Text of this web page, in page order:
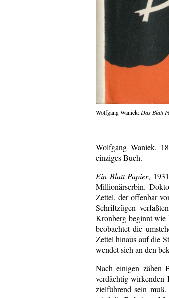
Wolfgang Waniek: Das Blatt
Wolfgang Waniek,
einziges Buch.
Ein Blatt Papier,
Millionärserbin.
Zettel, der offenbar
Schriftzügen
Kronberg beginnt wie
beobachtet die
Zettel hinaus auf die
wendet sich an den
Nach einigen zähen
verdächtig wirkenden
zielführend sein